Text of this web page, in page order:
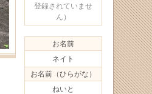
登録されていませ
ん）
お名前
ネイト
お名前（ひらがな）
ねいと